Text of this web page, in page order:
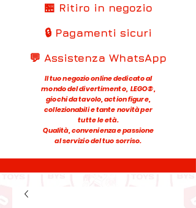
🏪 Ritiro in negozio
🔒 Pagamenti sicuri
💬 Assistenza WhatsApp
Il tuo negozio online dedicato al
mondo del divertimento, LEGO®,
giochi da tavolo, action figure,
collezionabili e tante novità per
tutte le età.
Qualità, convenienza e passione
al servizio del tuo sorriso.